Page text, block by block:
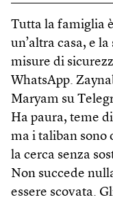
Tutta la famiglia
un’altra casa, e
misure di
WhatsApp.
Maryam su
Ha paura, teme
ma i taliban sono
la cerca senza
Non succede
essere scovata.